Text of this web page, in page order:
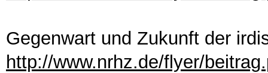
Gegenwart und Zukunft der
http://www.nrhz.de/flyer/